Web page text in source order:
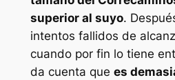
superior al suyo.
intentos fallidos de
cuando por fin lo tiene
da cuenta que es